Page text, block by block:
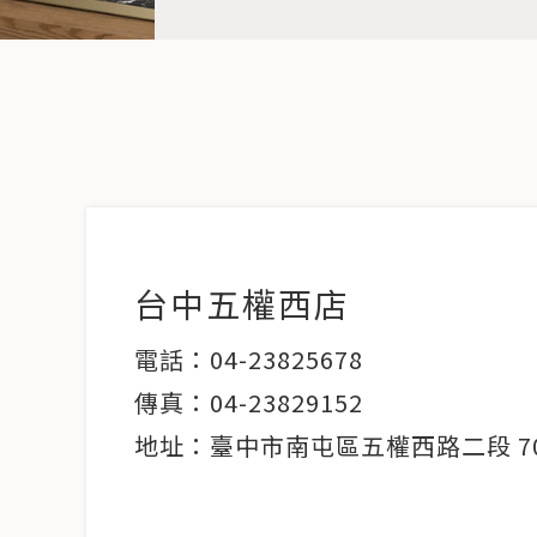
台中五權西店
電話：04-23825678
傳真：04-23829152
地址：臺中市南屯區五權西路二段